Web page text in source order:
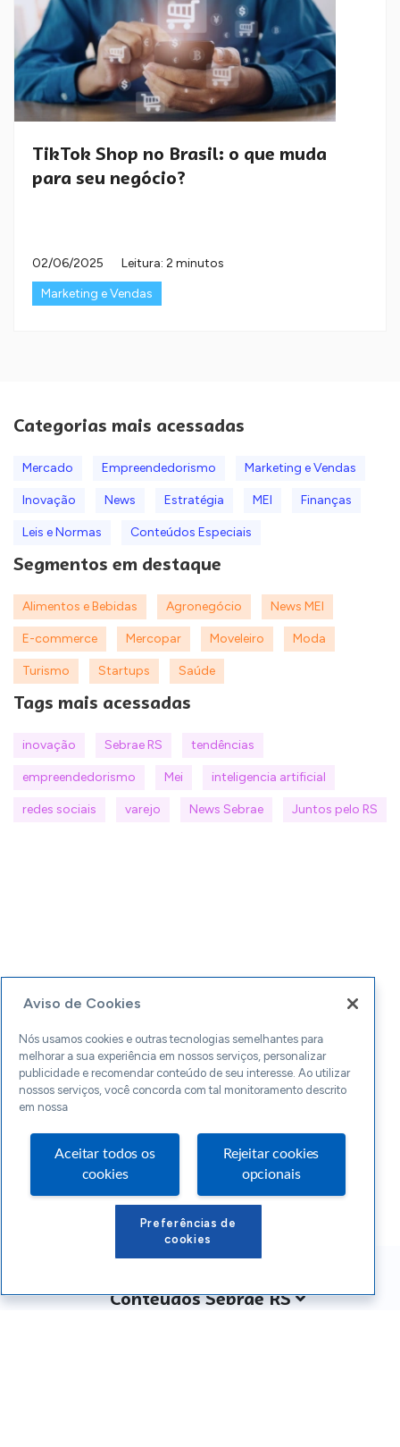
TikTok Shop no Brasil: o que muda
para seu negócio?
02/06/2025
Leitura: 2 minutos
Marketing e Vendas
Categorias mais acessadas
Mercado Empreendedorismo Marketing e Vendas
Inovação News Estratégia MEI Finanças
Leis e Normas Conteúdos Especiais
Segmentos em destaque
Alimentos e Bebidas Agronegócio News MEI
E-commerce Mercopar Moveleiro Moda
Turismo Startups Saúde
Tags mais acessadas
inovação Sebrae RS tendências
empreendedorismo Mei inteligencia artificial
redes sociais varejo News Sebrae Juntos pelo RS
Conteúdos Sebrae RS
Aviso de Cookies
Nós usamos cookies e outras tecnologias semelhantes para
melhorar a sua experiência em nossos serviços, personalizar
publicidade e recomendar conteúdo de seu interesse. Ao utilizar
nossos serviços, você concorda com tal monitoramento descrito
em nossa
Aceitar todos os
cookies
Rejeitar cookies
opcionais
Preferências de
cookies